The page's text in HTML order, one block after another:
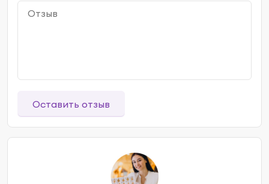
Оставить отзыв